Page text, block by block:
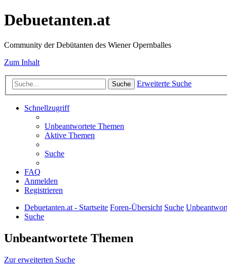
Debuetanten.at
Community der Debütanten des Wiener Opernballes
Zum Inhalt
Suche Erweiterte Suche
Schnellzugriff
Unbeantwortete Themen
Aktive Themen
Suche
FAQ
Anmelden
Registrieren
Debuetanten.at - Startseite Foren-Übersicht Suche
Suche
Unbeantwortete Themen
Zur erweiterten Suche